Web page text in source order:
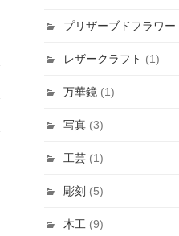
プリザーブドフラワー
レザークラフト (1)
万華鏡 (1)
写真 (3)
工芸 (1)
彫刻 (5)
木工 (9)